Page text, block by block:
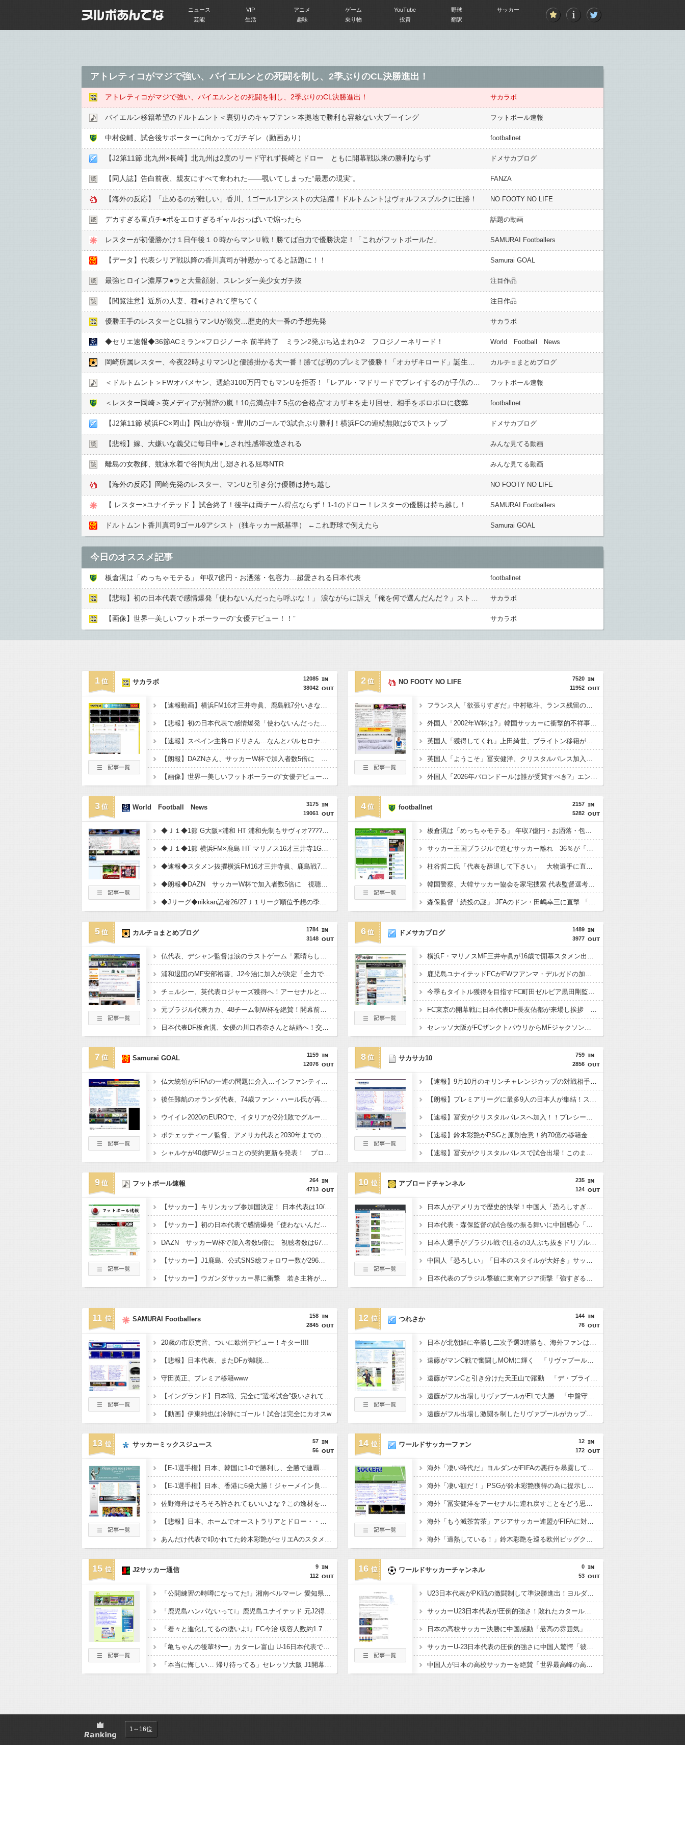
ニュース VIP アニメ ゲーム YouTube 野球
サッカー
芸能
生活 趣味 乗り物 投資 翻訳
アトレティコがマジで強い、バイエルンとの死闘を制し、2季ぶりのCL決勝進出！
アトレティコがマジで強い、バイエルンとの死闘を制し、2季ぶりのCL決勝進出！ サカラボ
バイエルン移籍希望のドルトムント＜裏切りのキャプテン＞本拠地で勝利も容赦ない大ブーイング フットボール速報
中村俊輔、試合後サポーターに向かってガチギレ（動画あり） footballnet
【J2第11節 北九州×長崎】北九州は2度のリード守れず長崎とドロー ともに開幕戦以来の勝利ならず ドメサカブログ
【同人誌】告白前夜、親友にすべて奪われた――覗いてしまった“最悪の現実”。 FANZA
【海外の反応】「止めるのが難しい」香川、1ゴール1アシストの大活躍！ドルトムントはヴォルフスブルクに圧勝！ NO FOOTY NO LIFE
デカすぎる童貞チ●︎ポをエロすぎるギャルおっぱいで煽ったら 話題の動画
レスターが初優勝かけ１日午後１０時からマンＵ戦！勝てば自力で優勝決定！「これがフットボールだ」 SAMURAI Footballers
【データ】代表シリア戦以降の香川真司が神懸かってると話題に！！ Samurai GOAL
最強ヒロイン濃厚フ●︎ラと大量顔射、スレンダー美少女ガチ抜 注目作品
【閲覧注意】近所の人妻、種●︎けされて堕ちてく 注目作品
優勝王手のレスターとCL狙うマンUが激突…歴史的大一番の予想先発 サカラボ
◆セリエ速報◆36節ACミラン×フロジノーネ 前半終了 ミラン2発ぶち込まれ0-2 フロジノーネリード！ World Football News
カルチョまとめブログ
フットボール速報
＜レスター岡崎＞英メディアが賛辞の嵐！10点満点中7.5点の合格点“オカザキを走り回せ、相手をボロボロに疲弊 footballnet
【J2第11節 横浜FC×岡山】岡山が赤嶺・豊川のゴールで3試合ぶり勝利！横浜FCの連続無敗は6でストップ ドメサカブログ
【悲報】嫁、大嫌いな義父に毎日中●︎しされ性感帯改造される みんな見てる動画
離島の女教師、競泳水着で谷間丸出し廻される屈辱NTR みんな見てる動画
【海外の反応】岡崎先発のレスター、マンUと引き分け優勝は持ち越し NO FOOTY NO LIFE
【 レスター×ユナイテッド 】試合終了！後半は両チーム得点ならず！1-1のドロー！レスターの優勝は持ち越し！ SAMURAI Footballers
ドルトムント香川真司9ゴール9アシスト（独キッカー紙基準） ←これ野球で例えたら Samurai GOAL
今日のオススメ記事
板倉滉は「めっちゃモテる」 年収7億円・お洒落・包容力…超愛される日本代表 footballnet
サカラボ
【画像】世界一美しいフットボーラーの“女優デビュー！！” サカラボ
1
12085
38042
サカラボ
【速報動画】横浜FM16才三井寺眞、鹿島戦7分いきなりゴール！
【悲報】初の日本代表で感情爆発「使わないんだったら呼ぶな！」 涙ながらに訴え「俺を何で選んだんだ？」ストライカーの意地・・
【速報】スペイン主将ロドリさん…なんとバルセロナへ移籍ｗｗｗｗｗｗｗｗ
【朗報】DAZNさん、サッカーW杯で加入者数5倍に 視聴者数は6700万人 総視聴数も4億超えｗｗｗｗｗ
【画像】世界一美しいフットボーラーの“女優デビュー！！”
2
7520
11952
NO FOOTY NO LIFE
フランス人「欲張りすぎだ」中村敬斗、ランス残留の可能性を会長が示唆！移籍金が交渉の壁に..現地サポの本音がこれ！【海外の反応】
外国人「2002年W杯は?」韓国サッカーに衝撃的不祥事！W杯予選でレフリーへの性的接待発覚！海外騒然！【海外の反応】
英国人「獲得してくれ」上田綺世、ブライトン移籍が浮上！三笘薫との日本代表ホットライン実現!?現地サポ大興奮！「勘弁してくれ」と危惧される懸念点とは!?【海外の反応】
英国人「ようこそ」冨安健洋、クリスタルパレス加入が決定的に！メディカル検査をパス！現地サポが歓迎！アーセナルファンも祝福！【海外の反応】
外国人「2026年バロンドールは誰が受賞すべき?」エンバペ、今季無冠でも初受賞か!?海外ファンが考える本命とは!?【海外の反応】
3
3175
19061
World Football News
◆Ｊ１◆1節 G大阪×浦和 HT 浦和先制もサヴィオ????！ジェバリ・ヒュメットでガンバが逆転して後半へ！
◆Ｊ１◆1節 横浜FM×鹿島 HT マリノス16才三井寺1G1起点！2-1でリード
◆速報◆スタメン抜擢横浜FM16才三井寺眞、鹿島戦7分いきなりゴール！
◆朗報◆DAZN サッカーW杯で加入者数5倍に 視聴者数は6700万人 総視聴数も4億超え
◆Jリーグ◆nikkan記者26/27Ｊ１リーグ順位予想の季節がヤッてまいりました！本命神戸・対抗鹿島・穴町田・4-5番手争いに広島浦和？？？????
4
2157
5282
footballnet
板倉滉は「めっちゃモテる」 年収7億円・お洒落・包容力…超愛される日本代表
サッカー王国ブラジルで進むサッカー離れ 36％が「関心なし」
柱谷哲二氏「代表を辞退して下さい」 大物選手に直談判「自分からやめてほしいと思った」 闘将と呼ばれた主将時代
韓国警察、大韓サッカー協会を家宅捜索 代表監督選考巡り
森保監督「続投の謎」 JFAのドン・田嶋幸三に直撃 「目標達成できなかったからと言って消す必要は無い」 守田英正にも言及
5
1784
3148
カルチョまとめブログ
仏代表、デシャン監督は涙のラストゲーム「素晴らしい冒険だった」 来週にもジダン新監督が就任へ
浦和退団のMF安部裕葵、J2今治に加入が決定「全力で頑張ります」（関連まとめ）
チェルシー、英代表ロジャーズ獲得へ！アーセナルとの争奪戦を制す 移籍金は英国人史上最高額の1億1700万ポンド（約256億円）
元ブラジル代表カカ、48チーム制W杯を絶賛！開幕前の不安を一蹴「多すぎると思っていたが退屈な試合は一つもなかった」
日本代表DF板倉滉、女優の川口春奈さんと結婚へ！交際１年、W杯を終え決断（関連まとめ）
6
1489
3977
ドメサカブログ
横浜F・マリノスMF三井寺眞が16歳で開幕スタメン出場し最年少記録更新 さらにデビュー戦でいきなりゴール
鹿児島ユナイテッドFCがFWフアンマ・デルガドの加入を正式発表 「皆さんに最高の喜びを届けられるよう頑張ります！」
今季もタイトル獲得を目指すFC町田ゼルビア黒田剛監督が抱負を語る
FC東京の開幕戦に日本代表DF長友佑都が来場し挨拶 去就に注目集まる
セレッソ大阪がFCザンクトパウリからMFジャクソン・アーバインを完全移籍で獲得と発表 「チームがさらに良くなる手助けをしたいと思っています」
7
1159
12076
Samurai GOAL
仏大統領がFIFAの一連の問題に介入…インファンティーノ会長に反対の意を明確に表明
後任難航のオランダ代表、74歳ファン・ハール氏が再登板に意欲か…4度目の就任へ協会からの要請待ち
ウイイレ2020のEUROで、イタリアが2分1敗でグループステージ敗退したんだがｗｗ
ポチェッティーノ監督、アメリカ代表と2030年までの契約延長！ 北中米W杯ベスト16経て長期政権へ
シャルケが40歳FWジェコとの契約更新を発表！ プロキャリア23シーズン目も背番号「10」を着用
8
759
2856
サカサカ10
【速報】9月10月のキリンチャレンジカップの対戦相手がこちら！W杯出場国と対戦へ
【朗報】プレミアリーグに最多9人の日本人が集結！スタメン出場の選手は意外と少なそう？
【速報】冨安がクリスタルパレスへ加入！！プレシーズン参加から本契約へ！
【速報】鈴木彩艶がPSGと原則合意！約70億の移籍金となる模様
【速報】冨安がクリスタルパレスで試合出場！このまま内定の声が上がっている模様wwwww
9
264
4713
フットボール速報
【サッカー】キリンカップ参加国決定！ 日本代表は10/1 エクアドル（TBS）10/5 パナマかニュージーランド（テレ朝）と対戦
【サッカー】初の日本代表で感情爆発「使わないんだったら呼ぶな！」 涙ながらに訴え「俺を何で選んだんだ？」ストライカーの意地
DAZN サッカーW杯で加入者数5倍に 視聴者数は6700万人 総視聴数も4億超え
【サッカー】J1鹿島、公式SNS総フォロワー数が296万人超えでJクラブ最多に 海外発信強化が結実
【サッカー】ウガンダサッカー界に衝撃 若き主将が死去 携帯電話強盗に抵抗した末に石で滅多打ち… 国民が怒り「リーダーを失った」
10
235
124
アブロードチャンネル
日本人がアメリカで歴史的快挙！中国人「恐ろしすぎる」「人間にこんなことが可能なのか？」「サッカーで例えるなら…」【海外の反応】
日本代表・森保監督の試合後の振る舞いに中国感心「親しみやすくて有能」「謙虚で礼儀正しい」【海外の反応】
日本人選手がブラジル戦で圧巻の3人ぶち抜きドリブル！中国人「バケモンだ」「風のような男」【海外の反応】
中国人「恐ろしい」「日本のスタイルが大好き」サッカー日本代表のブラジル戦初勝利に中国驚嘆【海外の反応】
日本代表のブラジル撃破に東南アジア衝撃「強すぎる「韓国は日本を見習わないと」「アジアは彼らにとって狭すぎる」【海外の反応】
11
158
2845
SAMURAI Footballers
20歳の市原吏音、ついに欧州デビュー！キター!!!!
【悲報】日本代表、またDFが離脱…
守田英正、プレミア移籍www
【イングランド】日本戦、完全に“選考試合”扱いされている可能性
【動画】伊東純也は冷静にゴール！試合は完全にカオスw
12
144
76
つれさか
日本が北朝鮮に辛勝し二次予選3連勝も、海外ファンは采配に辛辣「おそろしい内容の後半」「今日の森保はチキン」
遠藤がマンC戦で奮闘しMOMに輝く 「リヴァプールの全てを体現している」「ダントツでリーグ最高のボランチ」
遠藤がマンCと引き分けた天王山で躍動 「デ・ブライネ封じ込めた」「プレミア最高のボランチ」「遠藤がサッカーだ」「当然ながらサポに愛されている」
遠藤がフル出場しリヴァプールがELで大勝 「中盤守備のスペシャリスト」「マジで絶大な存在」「決して怯まない」
遠藤がフル出場し激闘を制したリヴァプールがカップ制覇 「遠藤がチェルシーを完全に圧倒」「エンソとカイセドを合わせたよりも上」
13
57
56
サッカーミックスジュース
【E-1選手権】日本、韓国に1-0で勝利し、全勝で連覇達成！ジャーメインのゴールを守り切る！
【E-1選手権】日本、香港に6発大勝！ジャーメイン良がデビュー戦で4ゴール！
佐野海舟はそろそろ許されてもいいよな？この逸材を代表に呼ばないのは大損失だろ
【悲報】日本、ホームでオーストラリアとドロー・・・谷口OGでまさかの先制許すもキレキレ中村が同点弾演出でかろうじて勝ち点1
あんだけ代表で叩かれてた鈴木彩艶がセリエAのスタメンで大活躍してるという事実
14
12
172
ワールドサッカーファン
海外「凄い時代だ」ヨルダンがFIFAの悪行を暴露して海外大騒ぎ！（海外の反応）
海外「凄い額だ！」PSGが鈴木彩艶獲得の為に提示した金額に海外びっくり仰天！（海外の反応）
海外「冨安健洋をアーセナルに連れ戻すことをどう思う？」（海外の反応）
海外「もう滅茶苦茶」アジアサッカー連盟がFIFAに対する立場を明確にして海外大騒ぎ！（海外の反応）
海外「過熱している！」鈴木彩艶を巡る欧州ビッグクラブ争奪戦に海外興味津々！（海外の反応）
15
9
112
J2サッカー通信
「公開練習の時噂になってた❕」湘南ベルマーレ 愛知県出身 豊川高MF大下蒼生が2026-27シーズンに新加入内定したと発表‼「チームの目標であるJ1昇格 J2優勝に貢献」
「鹿児島ハンパないって❕」鹿児島ユナイテッド 元J2得点王! FWフアンマ・デルガドが新加入することを発表‼大宮、福岡でもプレーし 2度の長崎J1昇格に貢献「皆さんに最高の喜びを」
「着々と進化してるの凄いよ❕」FC今治 収容人数約1.7倍！アシックス里山スタジアム増席完了を発表‼観客席だけでなく コンコースやトイレ 観客動線なども整備
「亀ちゃんの後輩ｷﾀ━」カターレ富山 U-16日本代表でもプレー! 流経大柏からMF内田煌生の新加入内定したことを発表‼「持ち味である豊富な運動量とボール奪取能力を」
「本当に悔しい… 帰り待ってる」セレッソ大阪 J1開幕目前に大きな痛手 MF柴山昌也がトレーニングマッチ中に負傷 左ひざ複合じん帯損傷と診断 長期離脱も
16
0
53
ワールドサッカーチャンネル
U23日本代表がPK戦の激闘制して準決勝進出！ヨルダン「史上最も奇妙なPK」「日本を追い詰めたことは誇らしい」【海外の反応】
サッカーU23日本代表が圧倒的強さ！敗れたカタール脱帽「日本は真のチャンピオン」「神の意志により我々は立ち上がる」【海外の反応】
日本の高校サッカー決勝に中国感動「最高の雰囲気」「こんな大会に出場したかった」【海外の反応】
サッカーU-23日本代表の圧倒的強さに中国人驚愕「彼らにアジアは狭すぎる」【海外の反応】
中国人が日本の高校サッカーを絶賛「世界最高峰の高校大会」「中国スーパーリーグと同レベル」【海外の反応】
1～16位